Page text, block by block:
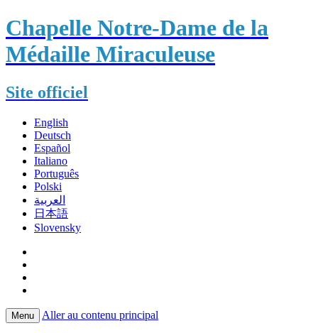
Chapelle Notre-Dame de la
Médaille Miraculeuse
Site officiel
English
Deutsch
Español
Italiano
Português
Polski
العربية
日本語
Slovensky
Menu Aller au contenu principal